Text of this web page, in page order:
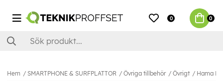
0 0
Hem SMARTPHONE & SURFPLATTOR Övriga tillbehör Övrigt Hama